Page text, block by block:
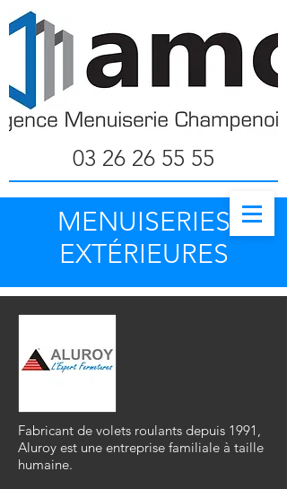
03 26 26 55 55
MENUISERIES
EXTÉRIEURES
Fabricant de volets roulants depuis 1991,
Aluroy est une entreprise familiale à taille
humaine.